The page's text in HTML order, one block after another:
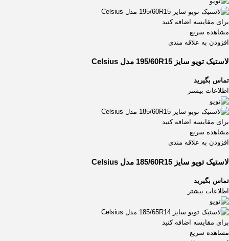
برای مقایسه اضافه کنید
مشاهده سریع
افزودن به علاقه مندی
لاستیک تویو سایز 195/60R15 مدل Celsius
تماس بگیرید
اطلاعات بیشتر
برای مقایسه اضافه کنید
مشاهده سریع
افزودن به علاقه مندی
لاستیک تویو سایز 185/60R15 مدل Celsius
تماس بگیرید
اطلاعات بیشتر
برای مقایسه اضافه کنید
مشاهده سریع